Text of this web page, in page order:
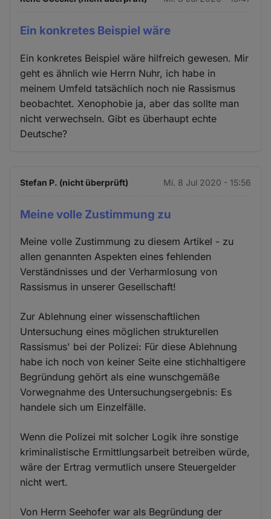
Ein konkretes Beispiel wäre
Ein konkretes Beispiel wäre hilfreich gewesen. Mir
geht es ähnlich wie Herrn Nuhr, ich habe in
meinem Umfeld tatsächlich noch nie Rassismus
beobachtet. Xenophobie ja, aber das sollte man
nicht verwechseln. Gibt es überhaupt echte
Deutsche?
Stefan P. (nicht überprüft) Mi. 8 Jul 2020 - 15:56
Meine volle Zustimmung zu
Meine volle Zustimmung zu diesem Artikel - zu
allen genannten Aspekten eines fehlenden
Verständnisses und der Verharmlosung von
Rassismus in unserer Gesellschaft!
Zur Ablehnung einer wissenschaftlichen
Untersuchung eines möglichen strukturellen
Rassismus' bei der Polizei: Für diese Ablehnung
habe ich noch von keiner Seite eine stichhaltigere
Begründung gehört als eine wunschgemäße
Vorwegnahme des Untersuchungsergebnis: Es
handele sich um Einzelfälle.
Wenn die Polizei mit solcher Logik ihre sonstige
kriminalistische Ermittlungsarbeit betreiben würde,
wäre der Ertrag vermutlich unsere Steuergelder
nicht wert.
Von Herrn Seehofer war als Begründung der